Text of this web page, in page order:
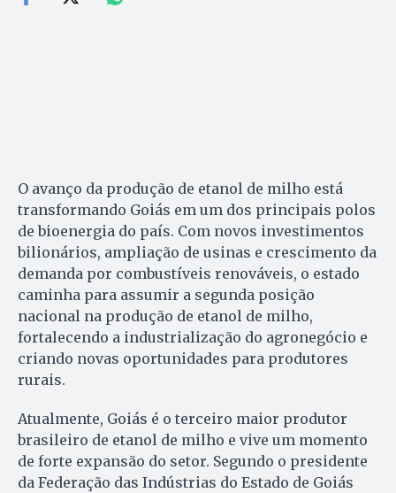
O avanço da produção de etanol de milho está
transformando Goiás em um dos principais polos
de bioenergia do país. Com novos investimentos
bilionários, ampliação de usinas e crescimento da
demanda por combustíveis renováveis, o estado
caminha para assumir a segunda posição
nacional na produção de etanol de milho,
fortalecendo a industrialização do agronegócio e
criando novas oportunidades para produtores
rurais.
Atualmente, Goiás é o terceiro maior produtor
brasileiro de etanol de milho e vive um momento
de forte expansão do setor. Segundo o presidente
da Federação das Indústrias do Estado de Goiás